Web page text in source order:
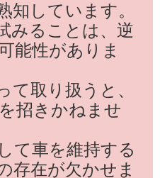
知しています。
みることは、逆
能性がありま
て取り扱うと、
招きかねませ
て車を維持する
存在が欠かせま